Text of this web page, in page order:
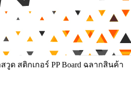
ด สติกเกอร์ PP Board ฉลากสินค้า